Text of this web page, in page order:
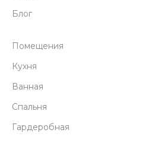
Блог
Помещения
Кухня
Ванная
Спальня
Гардеробная